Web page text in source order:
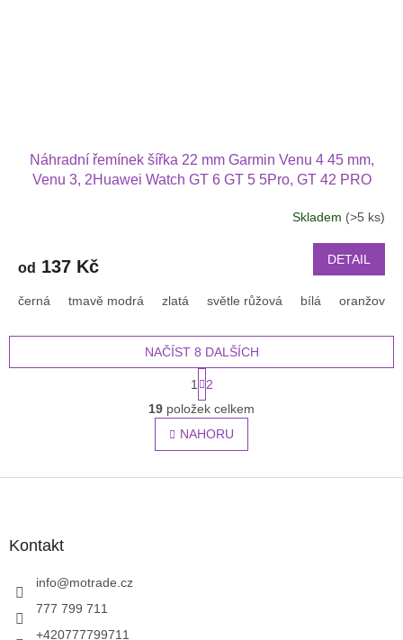
Náhradní řemínek šířka 22 mm Garmin Venu 4 45 mm,
Venu 3, 2Huawei Watch GT 6 GT 5 5Pro, GT 42 PRO
Skladem (>5 ks)
od 137 Kč DETAIL
černá tmavě modrá zlatá světle růžová bílá oranžová
O
v
l
á
NAČÍST 8 DALŠÍCH
t
r
á
n
k
v
1
2
19 položek celkem
NAHORU
Kontakt
info@motrade.cz
777 799 711
+420777799711